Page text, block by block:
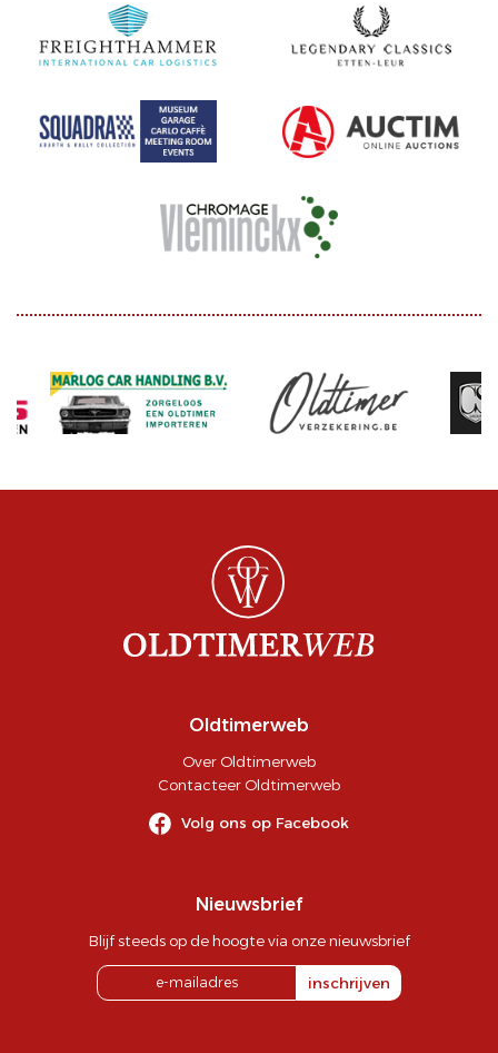
Oldtimerweb
Over Oldtimerweb
Contacteer Oldtimerweb
Volg ons op Facebook
Nieuwsbrief
Blijf steeds op de hoogte via onze nieuwsbrief
inschrijven